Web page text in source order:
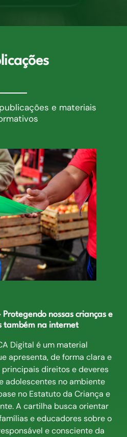
e materiais
Protegendo nossas crianças e
também na internet
Digital é um material
apresenta, de forma clara e
principais direitos e deveres
adolescentes no ambiente
no Estatuto da Criança e
A cartilha busca orientar
e educadores sobre o
e consciente da